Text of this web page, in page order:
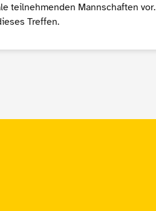
teilnehmenden Mannschaften vor.
Treffen.